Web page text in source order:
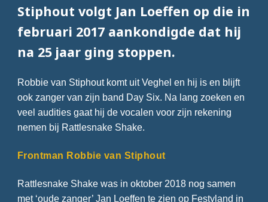
Stiphout volgt Jan Loeffen op die in
februari 2017 aankondigde dat hij
na 25 jaar ging stoppen.
Robbie van Stiphout komt uit Veghel en hij is en blijft
ook zanger van zijn band Day Six. Na lang zoeken en
veel audities gaat hij de vocalen voor zijn rekening
nemen bij Rattlesnake Shake.
Frontman Robbie van Stiphout
Rattlesnake Shake was in oktober 2018 nog samen
met ‘oude zanger’ Jan Loeffen te zien op Festyland in